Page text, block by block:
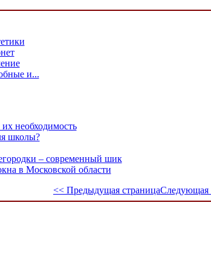
и...
необходимость
школы?
– современный шик
в Московской области
<< Предыдущая страницаСледующая